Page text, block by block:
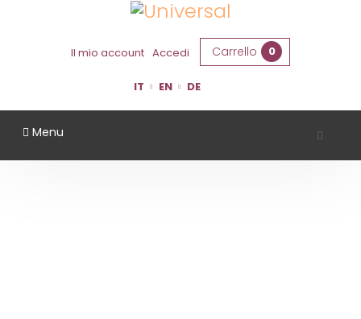
Il mio account Accedi Carrello 0
IT EN DE
Menu